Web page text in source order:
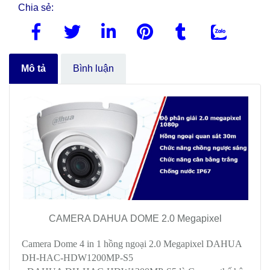
Chia sẻ:
Mô tả Bình luận
CAMERA DAHUA DOME 2.0 Megapixel
Camera Dome 4 in 1 hồng ngoại 2.0 Megapixel DAHUA
DH-HAC-HDW1200MP-S5